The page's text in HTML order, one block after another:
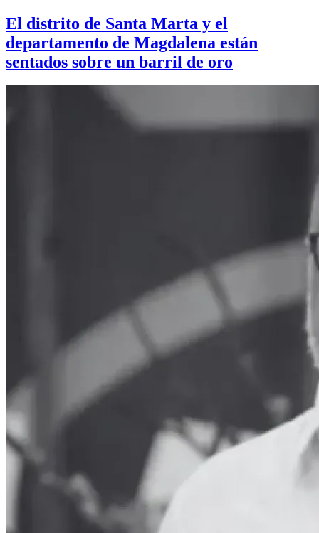
El distrito de Santa Marta y el
departamento de Magdalena están
sentados sobre un barril de oro